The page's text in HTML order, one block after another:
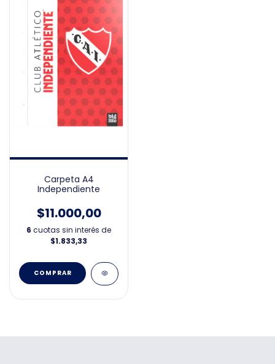
Carpeta A4
Independiente
$11.000,00
6 cuotas sin interés de
$1.833,33